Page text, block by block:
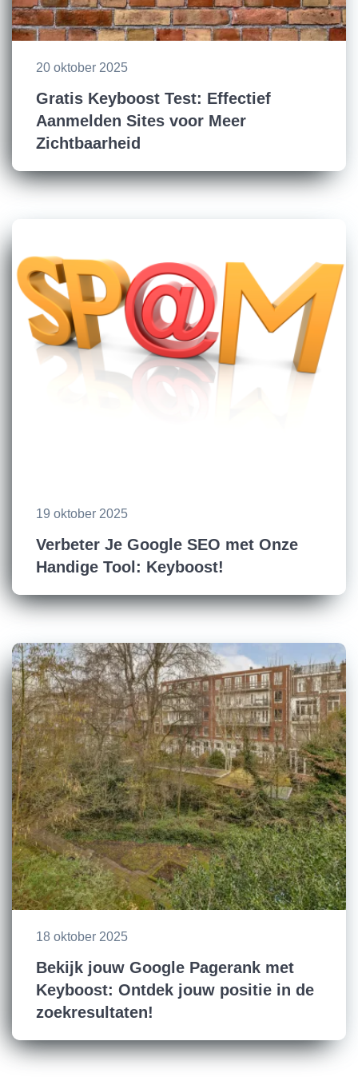
20 oktober 2025
Gratis Keyboost Test: Effectief
Aanmelden Sites voor Meer
Zichtbaarheid
19 oktober 2025
Verbeter Je Google SEO met Onze
Handige Tool: Keyboost!
18 oktober 2025
Bekijk jouw Google Pagerank met
Keyboost: Ontdek jouw positie in de
zoekresultaten!